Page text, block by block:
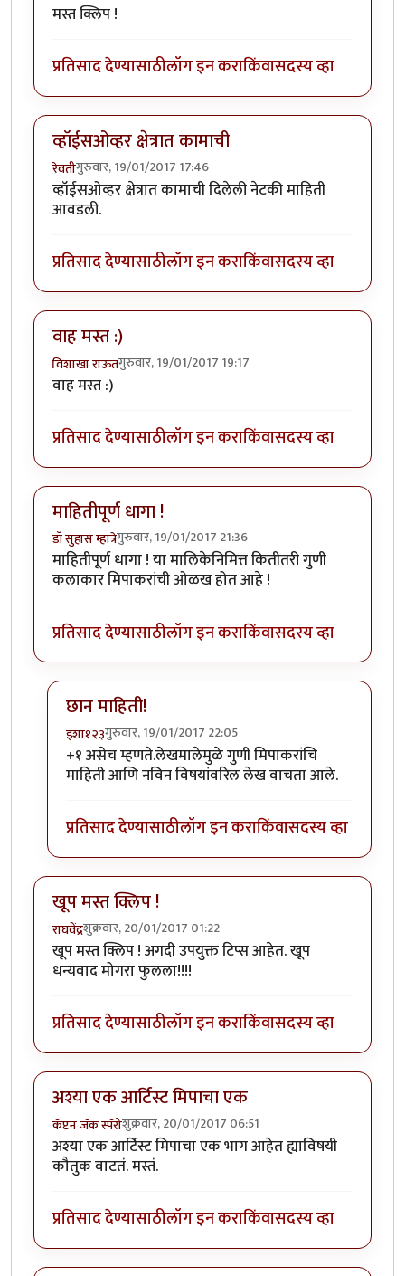
मस्त क्लिप !
प्रतिसाद देण्यासाठीलॉग इन कराकिंवासदस्य व्हा
व्हॉईसओव्हर क्षेत्रात कामाची
रेवतीगुरुवार, 19/01/2017 17:46
व्हॉईसओव्हर क्षेत्रात कामाची दिलेली नेटकी माहिती
आवडली.
प्रतिसाद देण्यासाठीलॉग इन कराकिंवासदस्य व्हा
वाह मस्त :)
विशाखा राऊतगुरुवार, 19/01/2017 19:17
वाह मस्त :)
प्रतिसाद देण्यासाठीलॉग इन कराकिंवासदस्य व्हा
माहितीपूर्ण धागा !
डॉ सुहास म्हात्रेगुरुवार, 19/01/2017 21:36
माहितीपूर्ण धागा ! या मालिकेनिमित्त कितीतरी गुणी
कलाकार मिपाकरांची ओळख होत आहे !
प्रतिसाद देण्यासाठीलॉग इन कराकिंवासदस्य व्हा
छान माहिती!
इशा१२३गुरुवार, 19/01/2017 22:05
In reply toमाहितीपूर्ण धागा !byडॉ सुहास म्हात्रे
+१ असेच म्हणते.लेखमालेमुळे गुणी मिपाकरांचि
माहिती आणि नविन विषयांवरिल लेख वाचता आले.
प्रतिसाद देण्यासाठीलॉग इन कराकिंवासदस्य व्हा
खूप मस्त क्लिप !
राघवेंद्रशुक्रवार, 20/01/2017 01:22
खूप मस्त क्लिप ! अगदी उपयुक्त टिप्स आहेत. खूप
धन्यवाद मोगरा फुलला!!!!
प्रतिसाद देण्यासाठीलॉग इन कराकिंवासदस्य व्हा
अश्या एक आर्टिस्ट मिपाचा एक
कॅप्टन जॅक स्पॅरोशुक्रवार, 20/01/2017 06:51
अश्या एक आर्टिस्ट मिपाचा एक भाग आहेत ह्याविषयी
कौतुक वाटतं. मस्तं.
प्रतिसाद देण्यासाठीलॉग इन कराकिंवासदस्य व्हा